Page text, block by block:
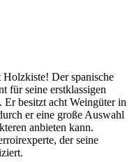
Der spanische
für seine erstklassigen
besitzt acht Weingüter in
er eine große Auswahl
anbieten kann.
der seine